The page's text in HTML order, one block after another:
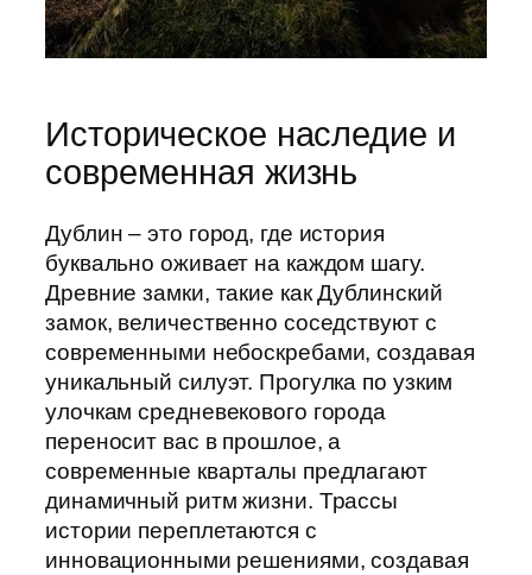
Историческое наследие и
современная жизнь
Дублин – это город, где история
буквально оживает на каждом шагу.
Древние замки, такие как Дублинский
замок, величественно соседствуют с
современными небоскребами, создавая
уникальный силуэт. Прогулка по узким
улочкам средневекового города
переносит вас в прошлое, а
современные кварталы предлагают
динамичный ритм жизни. Трассы
истории переплетаются с
инновационными решениями, создавая